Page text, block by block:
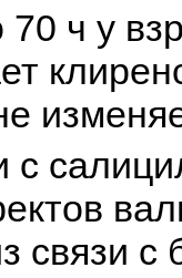
70 ч у
с
связи